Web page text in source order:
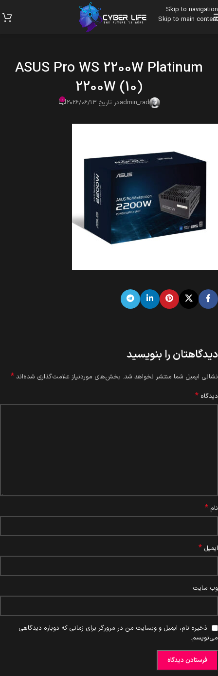
Skip to navigation
Skip to main content
ASUS Pro WS 2200W Platinum
2200W (10)
admin_radدر تاریخ 2026/06/13 0
دیدگاهتان را بنویسید
نشانی ایمیل شما منتشر نخواهد شد. بخش‌های موردنیاز علامت‌گذاری شده‌اند *
دیدگاه *
نام *
ایمیل *
وب‌ سایت
ذخیره نام، ایمیل و وبسایت من در مرورگر برای زمانی که دوباره دیدگاهی
می‌نویسم.